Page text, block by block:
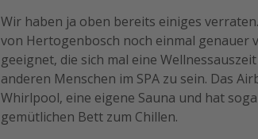
Wir haben ja oben bereits einiges
von Hertogenbosch noch einmal
geeignet, die sich mal eine
anderen Menschen im SPA zu sein. Das
Whirlpool, eine eigene Sauna und hat
gemütlichen Bett zum Chillen.